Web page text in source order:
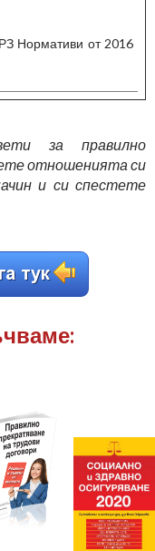
Нормативи от 2016
за правилно
отношенията си
и си спестете